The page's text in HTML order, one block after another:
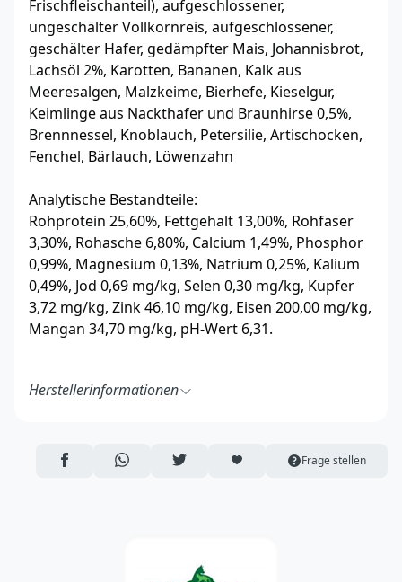
Frischfleischanteil), aufgeschlossener,
ungeschälter Vollkornreis, aufgeschlossener,
geschälter Hafer, gedämpfter Mais, Johannisbrot,
Lachsöl 2%, Karotten, Bananen, Kalk aus
Meeresalgen, Malzkeime, Bierhefe, Kieselgur,
Keimlinge aus Nackthafer und Braunhirse 0,5%,
Brennnessel, Knoblauch, Petersilie, Artischocken,
Fenchel, Bärlauch, Löwenzahn
Analytische Bestandteile:
Rohprotein 25,60%, Fettgehalt 13,00%, Rohfaser
3,30%, Rohasche 6,80%, Calcium 1,49%, Phosphor
0,99%, Magnesium 0,13%, Natrium 0,25%, Kalium
0,49%, Jod 0,69 mg/kg, Selen 0,30 mg/kg, Kupfer
3,72 mg/kg, Zink 46,10 mg/kg, Eisen 200,00 mg/kg,
Mangan 34,70 mg/kg, pH-Wert 6,31.
Herstellerinformationen
49086 Osnabrück
Deutschland
AUF FACEBOOK TEILEN
ÜBER WHATSAPP TEILEN
AUF TWITTER TEILENARTIKEL AUF DIE MERKLISTE
Frage stellen